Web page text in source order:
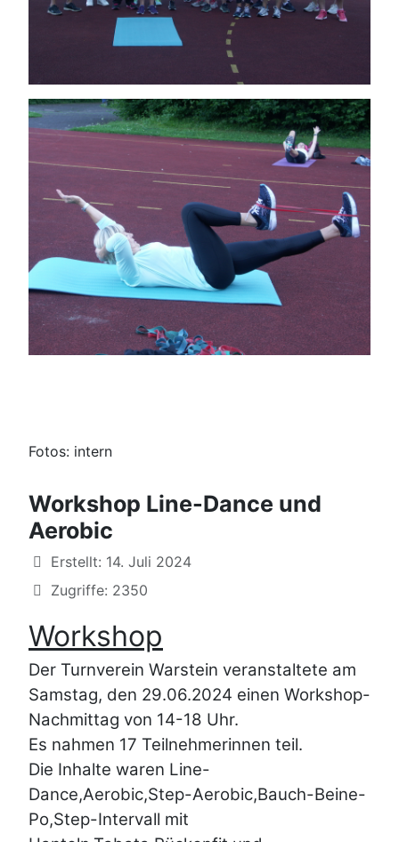
Fotos: intern
Workshop Line-Dance und
Aerobic
Details
Erstellt: 14. Juli 2024
Zugriffe: 2350
Workshop
Der Turnverein Warstein veranstaltete am
Samstag, den 29.06.2024 einen Workshop-
Nachmittag von 14-18 Uhr.
Es nahmen 17 Teilnehmerinnen teil.
Die Inhalte waren Line-
Dance,Aerobic,Step-Aerobic,Bauch-Beine-
Po,Step-Intervall mit